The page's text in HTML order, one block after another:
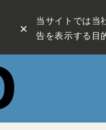
×
当サイトでは当
告を表示する目